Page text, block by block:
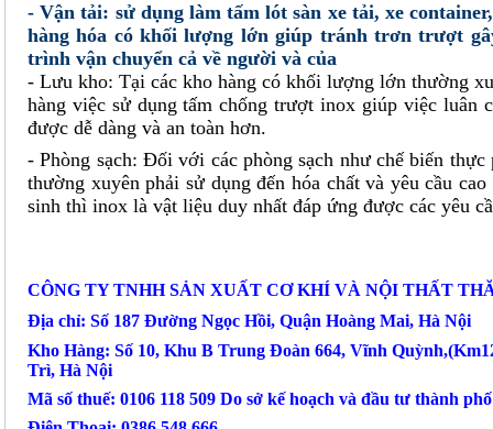
- Vận tải: sử dụng làm tấm lót sàn xe tải, xe
hàng hóa có khối lượng lớn giúp tránh trơn trượt
trình vận chuyển cả về người và của
- Lưu kho: Tại các kho hàng có khối lượng lớn thường
hàng việc sử dụng tấm chống trượt inox giúp việc luân
được dễ dàng và an toàn hơn.
- Phòng sạch: Đối với các phòng sạch như chế biến
thường xuyên phải sử dụng đến hóa chất và yêu cầu
sinh thì inox là vật liệu duy nhất đáp ứng được các yêu
CÔNG TY TNHH SẢN XUẤT CƠ KHÍ VÀ NỘI THẤT
Địa chỉ: Số 187 Đường Ngọc Hồi, Quận Hoàng Mai, Hà Nội
Kho Hàng: Số 10, Khu B Trung Đoàn 664, Vĩnh
Trì, Hà Nội
Mã số thuế: 0106 118 509 Do sở kế hoạch và đầu tư thành